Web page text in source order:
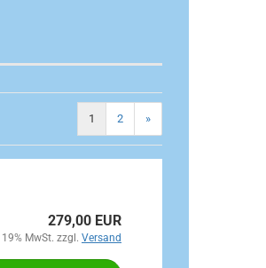
1 2 »
279,00 EUR
MwSt. zzgl. Versand